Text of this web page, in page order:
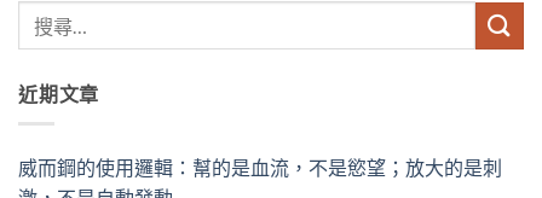
近期文章
威而鋼的使用邏輯：幫的是血流，不是慾望；放大的是刺